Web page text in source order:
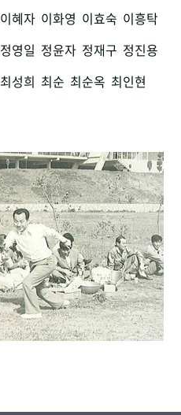
이혜자 이화영 이효숙 이흥탁
정영일 정윤자 정재구 정진용
최성희 최순 최순옥 최인현